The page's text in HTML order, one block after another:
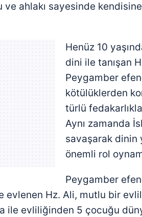
ahlakı sayesinde
Henüz 10
dini ile tanışan
Peygamber
kötülüklerden
türlü
Aynı zamanda
savaşarak dinin
önemli rol
Peygamber
evlenen Hz. Ali, mutlu bir
ile evliliğinden 5 çocuğu